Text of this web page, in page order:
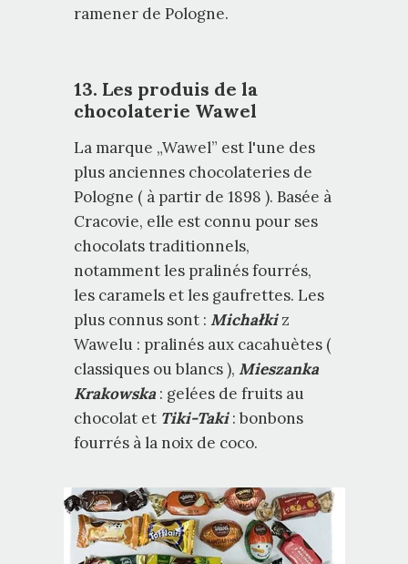
ramener de Pologne.
13. Les produis de la
chocolaterie Wawel
La marque „Wawel” est l'une des
plus anciennes chocolateries de
Pologne ( à partir de 1898 ). Basée à
Cracovie, elle est connu pour ses
chocolats traditionnels,
notamment les pralinés fourrés,
les caramels et les gaufrettes. Les
plus connus sont : Michałkiz
Wawelu : pralinés aux cacahuètes (
classiques ou blancs ), Mieszanka
Krakowska: gelées de fruits au
chocolat et Tiki-Taki: bonbons
fourrés à la noix de coco.